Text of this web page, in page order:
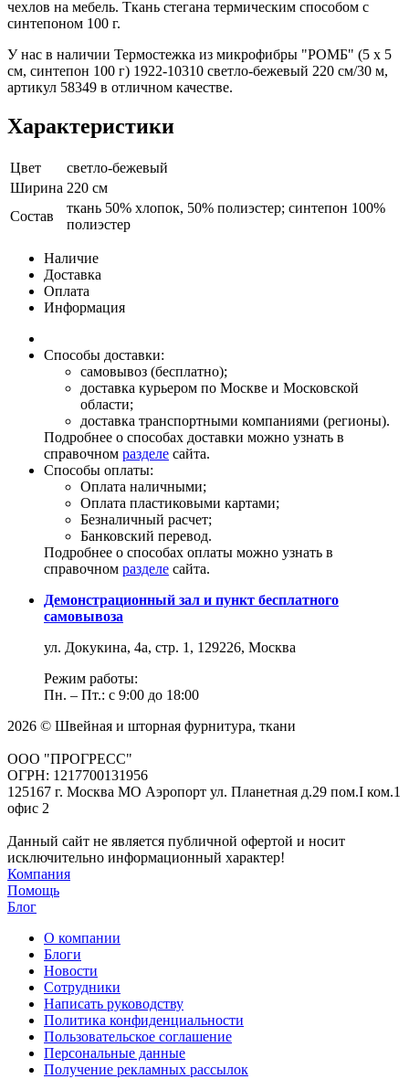
чехлов на мебель. Ткань стегана термическим способом с
синтепоном 100 г.
У нас в наличии Термостежка из микрофибры "РОМБ" (5 х 5
см, синтепон 100 г) 1922-10310 светло-бежевый 220 см/30 м,
артикул 58349 в отличном качестве.
Характеристики
Цвет
светло-бежевый
Ширина 220 см
Состав
ткань 50% хлопок, 50% полиэстер; синтепон 100%
полиэстер
Наличие
Доставка
Оплата
Информация
Способы доставки:
самовывоз (бесплатно);
доставка курьером по Москве и Московской
области;
доставка транспортными компаниями (регионы).
Подробнее о способах доставки можно узнать в
справочном разделе сайта.
Способы оплаты:
Оплата наличными;
Оплата пластиковыми картами;
Безналичный расчет;
Банковский перевод.
Подробнее о способах оплаты можно узнать в
справочном разделе сайта.
Демонстрационный зал и пункт бесплатного
самовывоза
ул. Докукина, 4а, стр. 1, 129226, Москва
Режим работы:
Пн. – Пт.: с 9:00 до 18:00
2026 © Швейная и шторная фурнитура, ткани
ООО "ПРОГРЕСС"
ОГРН: 1217700131956
125167 г. Москва МО Аэропорт ул. Планетная д.29 пом.I ком.1
офис 2
Данный сайт не является публичной офертой и носит
исключительно информационный характер!
Компания
Помощь
Блог
О компании
Блоги
Новости
Сотрудники
Написать руководству
Политика конфиденциальности
Пользовательское соглашение
Персональные данные
Получение рекламных рассылок